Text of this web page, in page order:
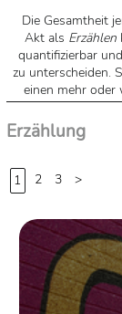
Die Gesamtheit
Akt als Erzählen
quantifizierbar
zu unterscheiden.
einen mehr oder
gesetzt werden
erzeugen
Akt des Erzählens
Erzählung
1 2 3 >